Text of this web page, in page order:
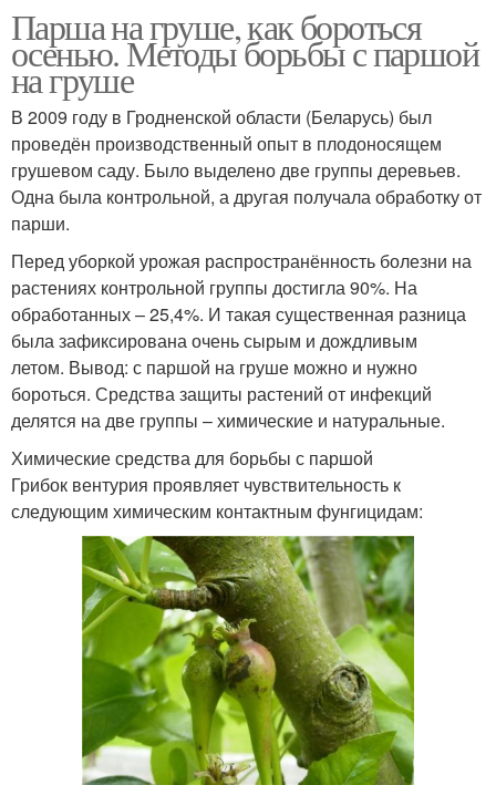
Парша на груше, как бороться
осенью. Методы борьбы с паршой
на груше
В 2009 году в Гродненской области (Беларусь) был
проведён производственный опыт в плодоносящем
грушевом саду. Было выделено две группы деревьев.
Одна была контрольной, а другая получала обработку от
парши.
Перед уборкой урожая распространённость болезни на
растениях контрольной группы достигла 90%. На
обработанных – 25,4%. И такая существенная разница
была зафиксирована очень сырым и дождливым
летом. Вывод: с паршой на груше можно и нужно
бороться. Средства защиты растений от инфекций
делятся на две группы – химические и натуральные.
Химические средства для борьбы с паршой
Грибок вентурия проявляет чувствительность к
следующим химическим контактным фунгицидам: